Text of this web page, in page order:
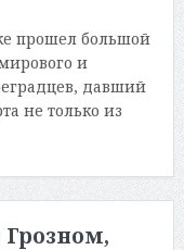
прошел большой
и
давший
не только из
Грозном,